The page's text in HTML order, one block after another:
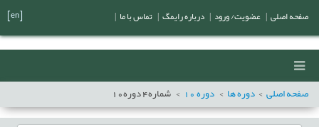
صفحه اصلی دوره ها دوره10 شماره4دوره10
صفحه اصلی عضویت/ ورود درباره رایمگ تماس با ما